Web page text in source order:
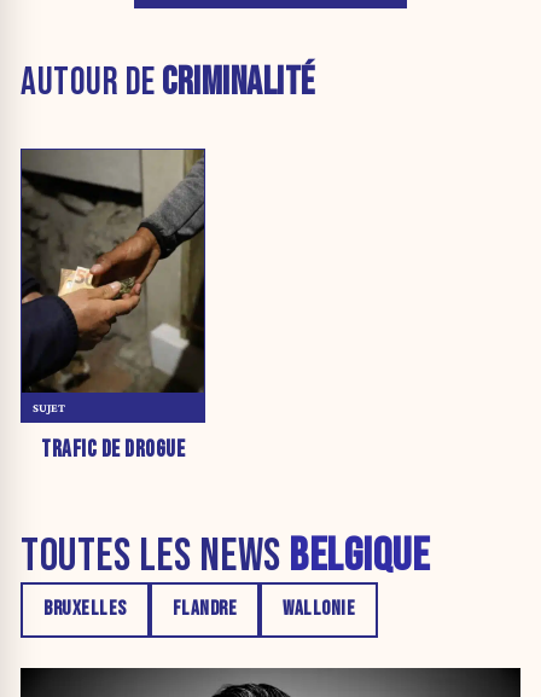
AUTOUR DECRIMINALITÉ
TRAFIC DE DROGUE
SUJET
TOUTES LES NEWS BELGIQUE
BRUXELLES FLANDRE WALLONIE